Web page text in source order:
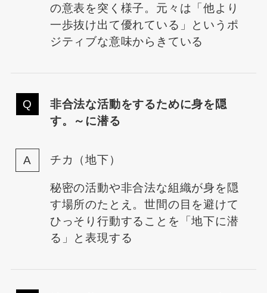
の意表を突く様子。元々は「他より
一歩抜け出て優れている」というポ
ジティブな意味からきている
非合法な活動をするために身を隠
す。～に潜る
チカ（地下）
秘密の活動や非合法な組織が身を隠
す場所のたとえ。世間の目を避けて
ひっそり行動することを「地下に潜
る」と表現する